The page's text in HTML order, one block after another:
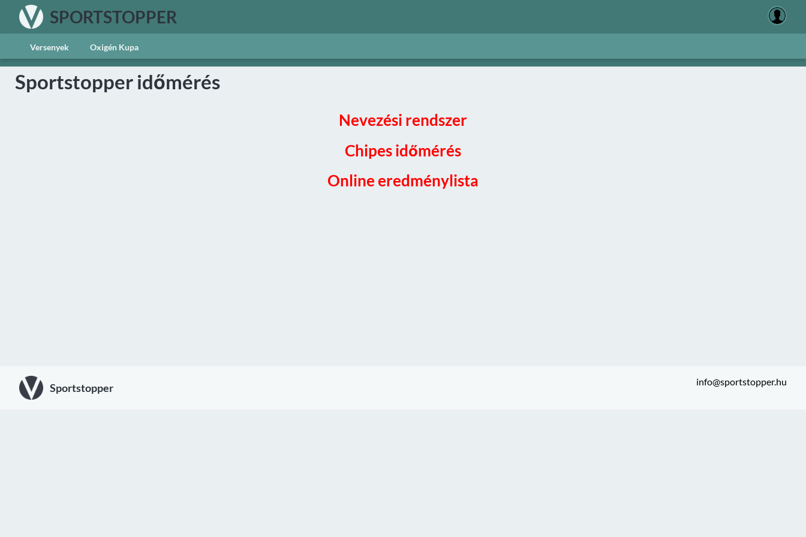
SPORTSTOPPER
Versenyek Oxigén Kupa
Sportstopper időmérés
Nevezési rendszer
Chipes időmérés
Online eredménylista
Sportstopper info@sportstopper.hu